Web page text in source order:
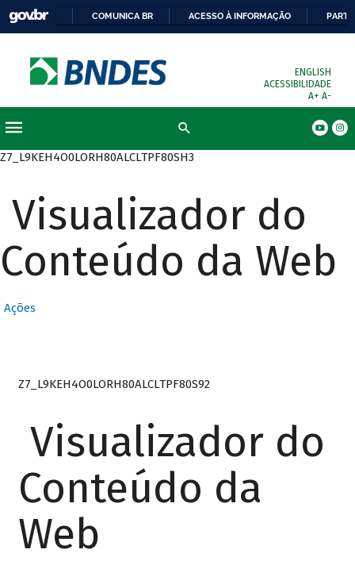
COMUNICA BR ACESSO À INFORMAÇÃO
ENGLISH
ACESSIBILIDADE
A+ A-
Z7_L9KEH4O0LORH80ALCLTPF80SH3
Visualizador do
Conteúdo da Web
Ações
Z7_L9KEH4O0LORH80ALCLTPF80S92
Visualizador do
Conteúdo da
Web